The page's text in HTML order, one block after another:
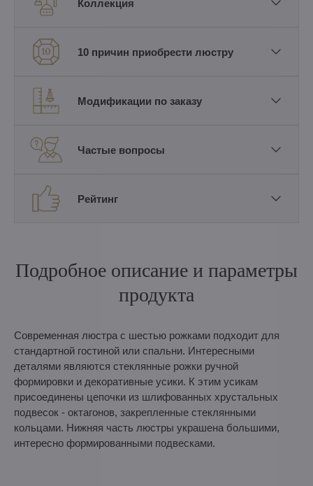
Коллекция
10 причин приобрести люстру
Модификации по заказу
Частые вопросы
Рейтинг
Подробное описание и параметры
продукта
Современная люстра с шестью рожками подходит для
стандартной гостиной или спальни. Интересными
деталями являются стеклянные рожки ручной
формировки и декоративные усики. К этим усикам
присоединены цепочки из шлифованных хрустальных
подвесок - октагонов, закрепленные стеклянными
кольцами. Нижняя часть люстры украшена большими,
интересно формированными подвесками.